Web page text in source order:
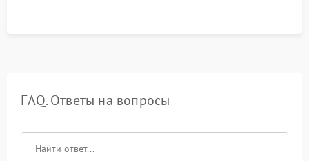
FAQ. Ответы на вопросы